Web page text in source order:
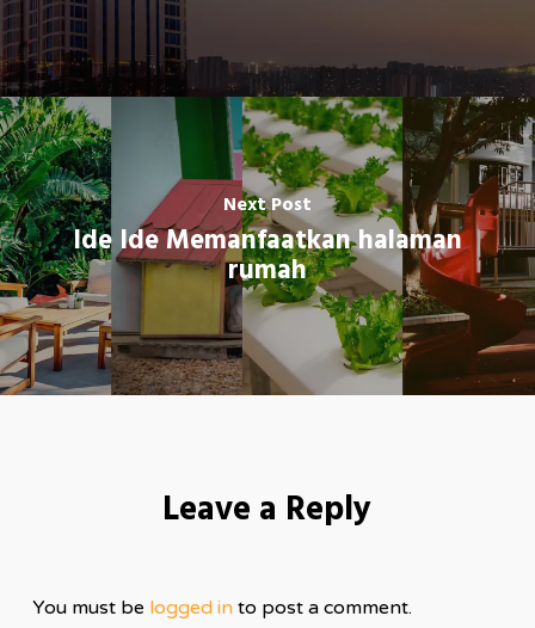
Next Post
Ide Ide Memanfaatkan halaman
rumah
Leave a Reply
You must be logged into post a comment.